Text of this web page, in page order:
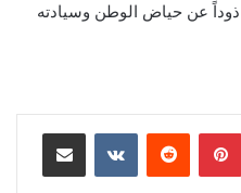
عن حياض الوطن وسيادته
بينتيريست